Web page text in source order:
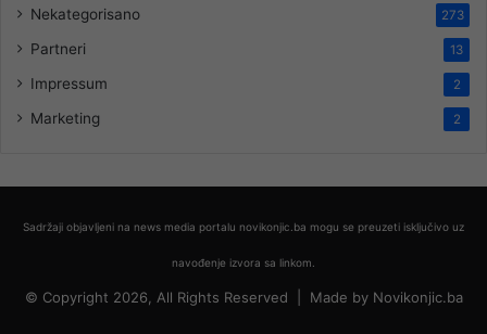
Nekategorisano 273
Partneri 13
Impressum 2
Marketing 2
Sadržaji objavljeni na news media portalu novikonjic.ba mogu se preuzeti isključivo uz
navođenje izvora sa linkom.
© Copyright 2026, All Rights Reserved | Made by Novikonjic.ba